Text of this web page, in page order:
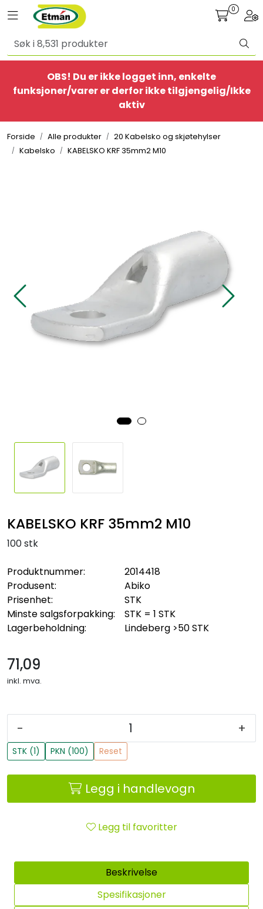
Skip to main content
Toggle navigation 0
OBS! Du er ikke logget inn, enkelte
funksjoner/varer er derfor ikke tilgjengelig/Ikke
aktiv
Forside Alle produkter
20 Kabelsko og skjøtehylser
Kabelsko
KABELSKO KRF 35mm2 M10
KABELSKO KRF 35mm2 M10
100 stk
Produktnummer:
2014418
Produsent:
Abiko
Prisenhet:
STK
Minste salgsforpakking:
STK = 1 STK
Lagerbeholdning:
Lindeberg >50 STK
71,09
inkl. mva.
- +
STK (1) PKN (100) Reset
Legg i handlevogn
Legg til favoritter
Beskrivelse
Spesifikasjoner
Alle produkter
BestSelgere
Ethome
Kabler
Verktøy